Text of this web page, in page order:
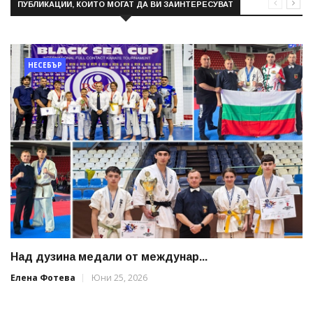
ПУБЛИКАЦИИ, КОИТО МОГАТ ДА ВИ ЗАИНТЕРЕСУВАТ
НЕСЕБЪР
Над дузина медали от междунар...
Елена Фотева
Юни 25, 2026